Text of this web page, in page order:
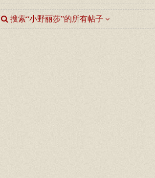
搜索“小野丽莎”的所有帖子